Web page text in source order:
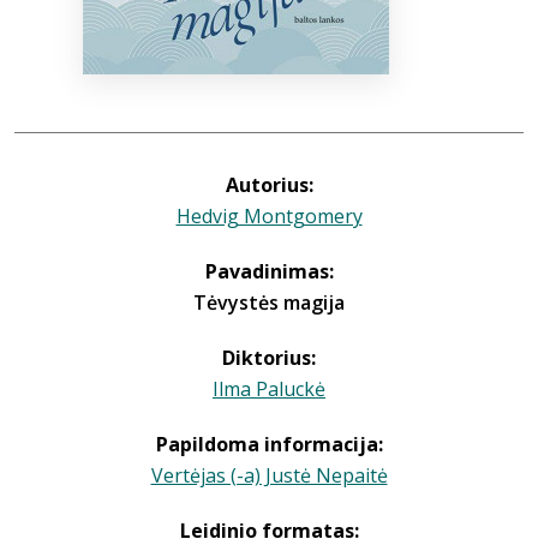
Autorius:
Hedvig Montgomery
Pavadinimas:
Tėvystės magija
Diktorius:
Ilma Paluckė
Papildoma informacija:
Vertėjas (-a) Justė Nepaitė
Leidinio formatas: